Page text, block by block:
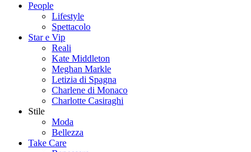
People
Lifestyle
Spettacolo
Star e Vip
Reali
Kate Middleton
Meghan Markle
Letizia di Spagna
Charlene di Monaco
Charlotte Casiraghi
Stile
Moda
Bellezza
Take Care